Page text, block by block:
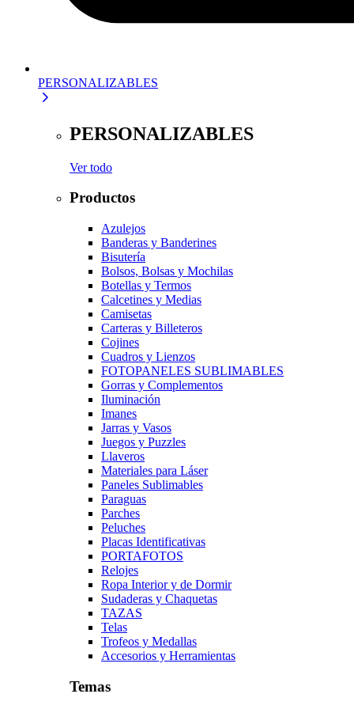
PERSONALIZABLES
PERSONALIZABLES
Ver todo
Productos
Azulejos
Banderas y Banderines
Bisutería
Bolsos, Bolsas y Mochilas
Botellas y Termos
Calcetines y Medias
Camisetas
Carteras y Billeteros
Cojines
Cuadros y Lienzos
FOTOPANELES SUBLIMABLES
Gorras y Complementos
Iluminación
Imanes
Jarras y Vasos
Juegos y Puzzles
Llaveros
Materiales para Láser
Paneles Sublimables
Paraguas
Parches
Peluches
Placas Identificativas
PORTAFOTOS
Relojes
Ropa Interior y de Dormir
Sudaderas y Chaquetas
TAZAS
Telas
Trofeos y Medallas
Accesorios y Herramientas
Temas